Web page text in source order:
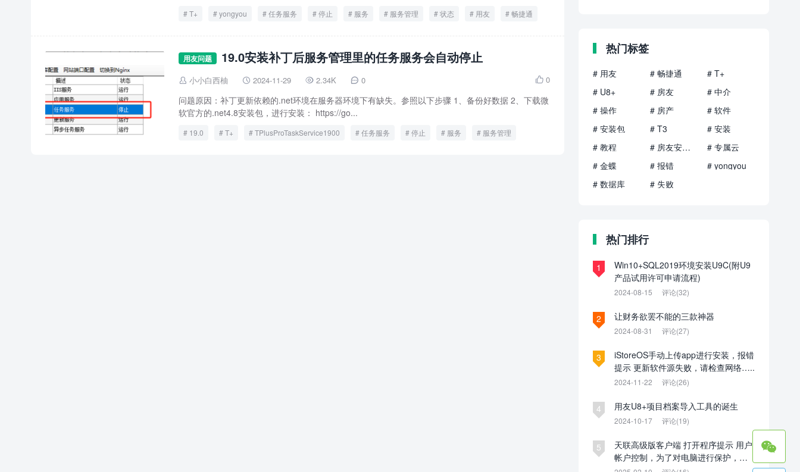
T+ yongyou 任务服务 停止 服务 服务管理 状态 用友
畅捷通
用友问题 19.0安装补丁后服务管理里的任务服务会自动停止
 小小白西柚  2024-11-29  2.34K  0  0
问题原因：补丁更新依赖的.net环境在服务器环境下有缺失。参照以下步骤 1、备份好数据 2、下载微
软官方的.net4.8安装包，进行安装： https://go...
19.0 T+ TPlusProTaskService1900 任务服务 停止 服务 服务管理
热门标签
# 用友 # 畅捷通
# T+
# U8+
# 房友
# 中介
# 操作
# 房产
# 软件
# 安装包
# T3
# 安装
# 教程
# 房友安装包
# 专属云
# 金蝶
# 报错
# yongyou
# 数据库
# 失败
热门排行
1
Win10+SQL2019环境安装U9C(附U9
产品试用许可申请流程)
2024-08-15 评论(32)
2 让财务欲罢不能的三款神器
2024-08-31 评论(27)
3
iStoreOS手动上传app进行安装，报错
提示 更新软件源失败，请检查网络…..
2024-11-22 评论(26)
4 用友U8+项目档案导入工具的诞生
2024-10-17 评论(19)
5
天联高级版客户端 打开程序提示 用户
帐户控制，为了对电脑进行保护，已
经阻止此应用。管理员已阻止你运行
